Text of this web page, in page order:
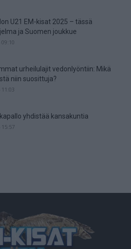
U21 EM-kisat 2025 – tässä
ja Suomen joukkue
09:10
urheilulajit vedonlyöntiin: Mikä
niin suosittuja?
yhdistää kansakuntia
15:57